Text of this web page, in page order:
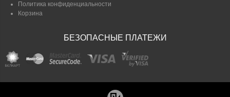
Политика конфиденциальности
Корзина
БЕЗОПАСНЫЕ ПЛАТЕЖИ